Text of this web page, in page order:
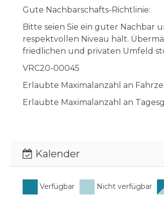
Gute Nachbarschafts-Richtlinie:
Bitte seien Sie ein guter Nachbar
respektvollen Niveau hält.
friedlichen und privaten Umfeld
VRC20-00045
Erlaubte Maximalanzahl an
Erlaubte Maximalanzahl an
Kalender
Verfügbar Nicht verfügbar